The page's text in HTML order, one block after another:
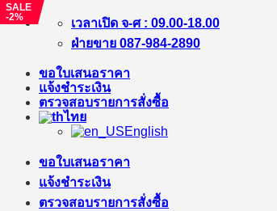
ข้าม
เนื้อหา
เวลาเปิด จ-ศ : 09.00-18.00
ฝ่ายขาย 087-984-2890
ขอใบเสนอราคา
แจ้งชำระเงิน
ตรวจสอบรายการสั่งซื้อ
ไทย
English
ขอใบเสนอราคา
แจ้งชำระเงิน
ตรวจสอบรายการสั่งซื้อ
SALE
-2%